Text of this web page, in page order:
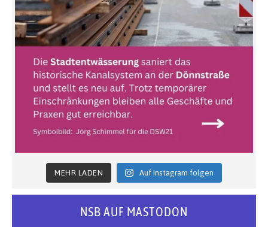
MEHR LADEN Auf Instagram folgen
NSB AUF MASTODON